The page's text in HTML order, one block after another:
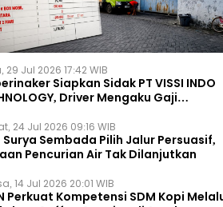
29 Jul 2026 17:42 WIB
Siapkan Sidak PT VISSI INDO
Driver Mengaku Gaji
24 Jul 2026 09:16 WIB
Surya Sembada Pilih Jalur Persuasif,
Pencurian Air Tak Dilanjutkan
14 Jul 2026 20:01 WIB
Perkuat Kompetensi SDM Kopi